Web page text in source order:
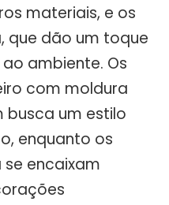
materiais, e os
que dão um toque
ambiente. Os
com moldura
um estilo
enquanto os
encaixam